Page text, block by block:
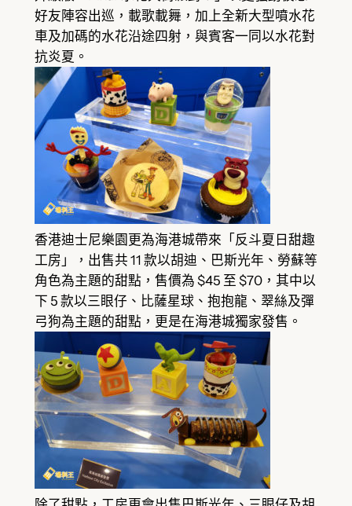
好友陣容出巡，載歌載舞，加上全新大型噴水花
車及加碼的水花沿途四射，與賓客一同以水花對
抗炎夏。
香港迪士尼樂園更為海港城帶來「反斗夏日甜趣
工房」，出售共 11 款以胡迪、巴斯光年、勞蘇等
角色為主題的甜點，售價為 $45 至 $70，其中以
下 5 款以三眼仔、比薩星球、抱抱龍、翠絲及彈
弓狗為主題的甜點，更是在海港城獨家發售。